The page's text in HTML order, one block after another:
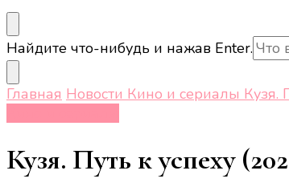
Ищите
что-
то?
Найдите что-нибудь и нажав Enter.
Главная Новости Кино и сериалы Кузя.
Кузя. Путь к успеху